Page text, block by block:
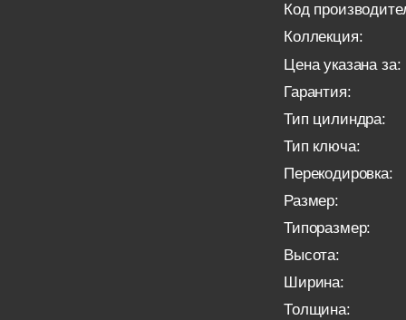
Код
Коллекция:
Цена указана за:
Гарантия:
Тип цилиндра:
Тип ключа:
Перекодировка:
Размер:
Типоразмер:
Высота:
Ширина:
Толщина: